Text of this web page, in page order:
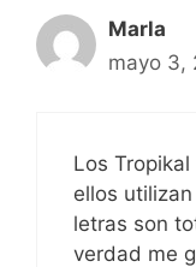
Marla
mayo 3,
Los
ellos
letras son
verdad me